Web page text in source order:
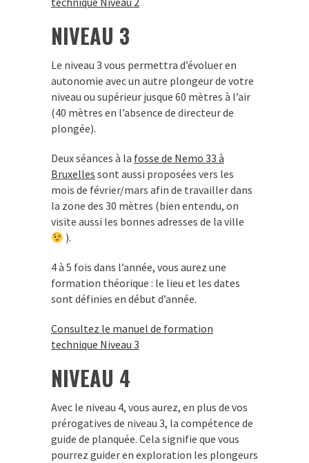
NIVEAU 3
Le niveau 3 vous permettra d’évoluer en
autonomie avec un autre plongeur de votre
niveau ou supérieur jusque 60 mètres à l’air
(40 mètres en l’absence de directeur de
plongée).
Deux séances à la fosse de Nemo 33 à
Bruxelles sont aussi proposées vers les
mois de février/mars afin de travailler dans
la zone des 30 mètres (bien entendu, on
visite aussi les bonnes adresses de la ville
).
4 à 5 fois dans l’année, vous aurez une
formation théorique : le lieu et les dates
sont définies en début d’année.
Consultez le manuel de formation
technique Niveau 3
NIVEAU 4
Avec le niveau 4, vous aurez, en plus de vos
prérogatives de niveau 3, la compétence de
guide de planquée. Cela signifie que vous
pourrez guider en exploration les plongeurs